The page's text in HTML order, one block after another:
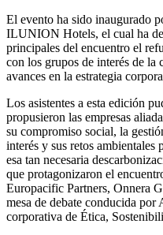
El evento ha sido inaugurado
ILUNION Hotels, el cual ha
principales del encuentro el
con los grupos de interés de la
avances en la estrategia
Los asistentes a esta edición
propusieron las empresas
su compromiso social, la
interés y sus retos ambientales
esa tan necesaria
que protagonizaron el
Europacific Partners, Onnera
mesa de debate conducida
corporativa de Ética,